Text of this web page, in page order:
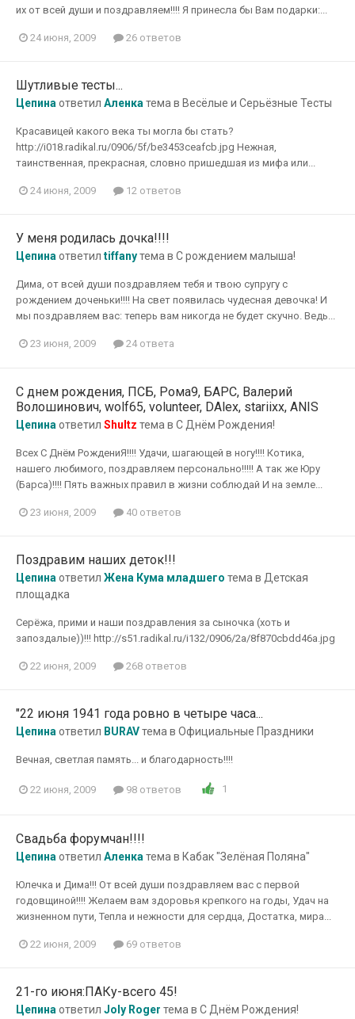
их от всей души и поздравляем!!!! Я принесла бы Вам подарки:...
24 июня, 2009 26 ответов
Шутливые тесты...
Цепина ответил Аленка тема в Весёлые и Серьёзные Тесты
Красавицей какого века ты могла бы стать?
http://i018.radikal.ru/0906/5f/be3453ceafcb.jpg Нежная,
таинственная, прекрасная, словно пришедшая из мифа или...
24 июня, 2009 12 ответов
У меня родилась дочка!!!!
Цепинаответил tiffanyтема в С рождением малыша!
Дима, от всей души поздравляем тебя и твою супругу с
рождением доченьки!!!! На свет появилась чудесная девочка! И
мы поздравля­ем вас: теперь вам никогда не будет скучно. Ведь...
23 июня, 2009 24 ответа
С днем рождения, ПСБ, Рома9, БАРС, Валерий
Волошинович, wolf65, volunteer, DAlex, stariixx, ANIS
Цепина ответил Shultz тема в С Днём Рождения!
Всех С Днём РождениЯ!!!! Удачи, шагающей в ногу!!!! Котика,
нашего любимого, поздравляем персонально!!!!! А так же Юру
(Барса)!!!! Пять важных правил в жизни соблюдай И на земле...
23 июня, 2009 40 ответов
Поздравим наших деток!!!
Цепина ответил Жена Кума младшего тема в Детская
площадка
Серёжа, прими и наши поздравления за сыночка (хоть и
запоздалые))!!! http://s51.radikal.ru/i132/0906/2a/8f870cbdd46a.jpg
22 июня, 2009 268 ответов
"22 июня 1941 года ровно в четыре часа...
Цепина ответил BURAVтема в Официальные Праздники
Вечная, светлая память... и благодарность!!!!
22 июня, 2009 98 ответов 1
Свадьба форумчан!!!!
Цепина ответил Аленка тема в Кабак "Зелёная Поляна"
Юлечка и Дима!!! От всей души поздравляем вас с первой
годовщиной!!!! Желаем вам здоровья крепкого на годы, Удач на
жизненном пути, Тепла и нежности для сердца, Достатка, мира...
22 июня, 2009 69 ответов
21-го июня:ПАКу-всего 45!
Цепинаответил Joly Roger тема в С Днём Рождения!